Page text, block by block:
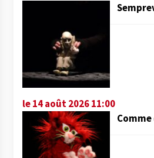
le 14 août 2026 11:00